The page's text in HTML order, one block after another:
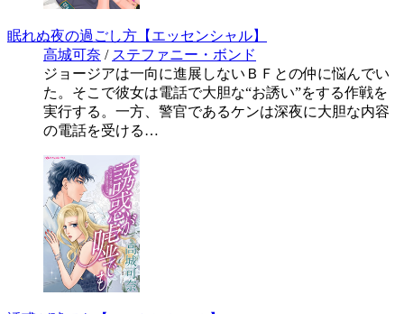
眠れぬ夜の過ごし方【エッセンシャル】
高城可奈 / ステファニー・ボンド
ジョージアは一向に進展しないＢＦとの仲に悩んでい
た。そこで彼女は電話で大胆な“お誘い”をする作戦を
実行する。一方、警官であるケンは深夜に大胆な内容
の電話を受ける…